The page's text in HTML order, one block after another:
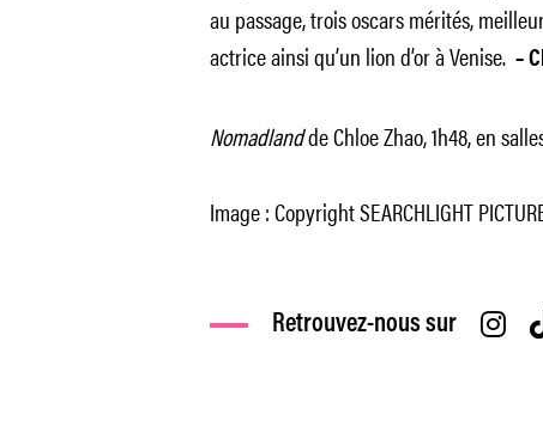
au passage, trois oscars mérités,
actrice ainsi qu’un lion d’or à Venise. –
Nomadlandde Chloe Zhao, 1h48, en
Image : Copyright SEARCHLIGHT
Retrouvez-nous sur